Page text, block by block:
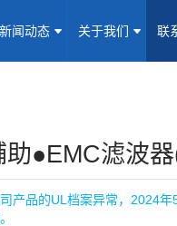
新闻动态 关于我们 联
LED/
助●EMC滤波
产品的UL档案异常，2024